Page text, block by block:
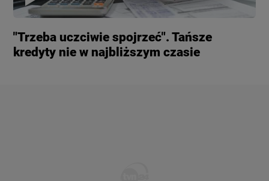
"Trzeba uczciwie spojrzeć". Tańsze
kredyty nie w najbliższym czasie